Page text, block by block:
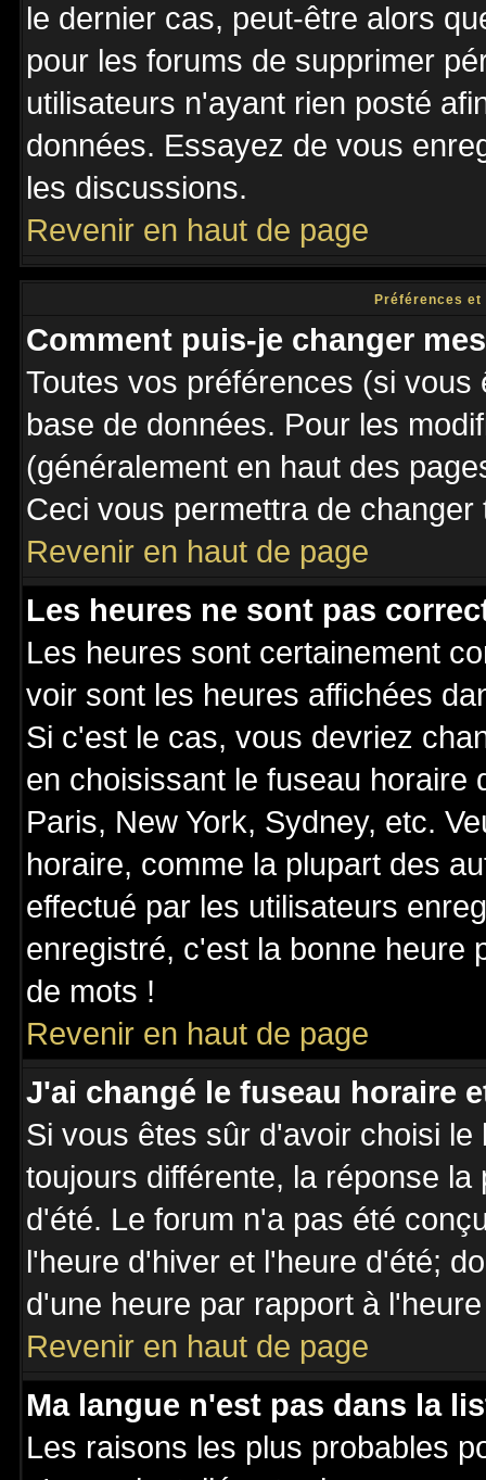
le dernier cas, peut-être alors
pour les forums de supprimer
utilisateurs n'ayant rien posté
données. Essayez de vous
les discussions.
Revenir en haut de page
Préférences
Comment puis-je changer
Toutes vos préférences (si
base de données. Pour les
(généralement en haut des
Ceci vous permettra de
Revenir en haut de page
Les heures ne sont pas
Les heures sont certainement
voir sont les heures affichées
Si c'est le cas, vous devriez
en choisissant le fuseau horaire
Paris, New York, Sydney, etc.
horaire, comme la plupart des
effectué par les utilisateurs
enregistré, c'est la bonne heure
de mots !
Revenir en haut de page
J'ai changé le fuseau horaire
Si vous êtes sûr d'avoir choisi
toujours différente, la réponse
d'été. Le forum n'a pas été
l'heure d'hiver et l'heure d'été;
d'une heure par rapport à
Revenir en haut de page
Ma langue n'est pas dans la
Les raisons les plus probables